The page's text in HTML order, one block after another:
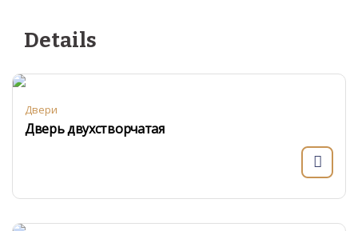
Details
Двери
Дверь двухстворчатая